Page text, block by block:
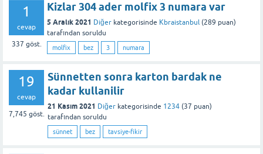
1
cevap
337 göst.
Kizlar 304 ader molfix 3 numara var
5 Aralık 2021 Diğer kategorisinde Kbraistanbul (289 puan)
tarafından soruldu
molfix bez 3 numara
19
cevap
7,745 göst.
Sünnetten sonra karton bardak ne
kadar kullanilir
21 Kasım 2021 Diğer kategorisinde 1234 (37 puan)
tarafından soruldu
sünnet bez tavsiye-fikir